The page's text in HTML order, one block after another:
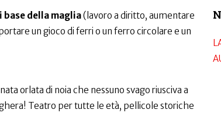
base della maglia(lavoro a diritto, aumentare
un gioco di ferri o un ferro circolare e un
orlata di noia che nessuno svago riusciva a
Teatro per tutte le età, pellicole storiche